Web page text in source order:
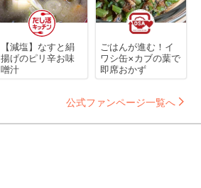
【減塩】なすと絹
揚げのピリ辛お味
噌汁
ごはんが進む！イ
ワシ缶×カブの葉で
即席おかず
公式ファンページ一覧へ